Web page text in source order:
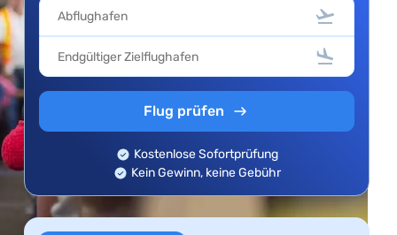
Flug prüfen
Kostenlose Sofortprüfung
Kein Gewinn, keine Gebühr